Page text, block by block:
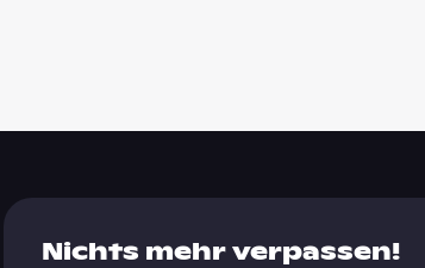
Nichts mehr verpassen!